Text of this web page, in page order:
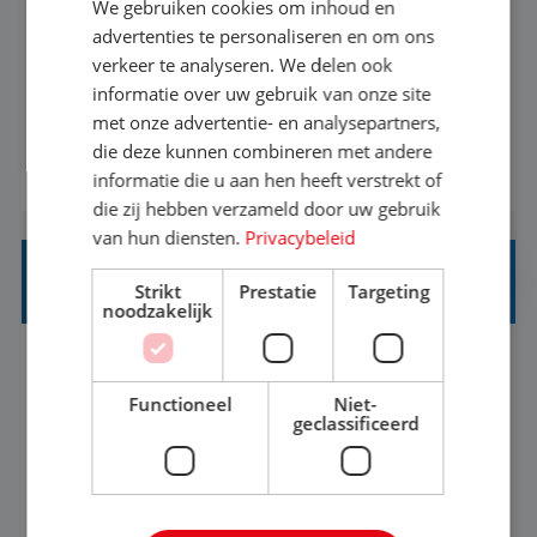
Een vakantie plannen is het leukste dat er is. Of
het nu voor jezelf is, of voor een ander: jij vindt
het super om een mooie reis van A tot Z te
regelen. Door jouw kennis en ervaring leren onze
vakantiegangers de meest prachtige plekjes op
aarde kennen! 🏝️Wat ga je doen?Klantgericht
werken: of het nu gaat om vragen ...
BEKIJK VACATURE
REISADVISEUR JUNIOR
Hoorn, Noord-Holland, Nederland
Baan
37-40+ uur
MBO
Met jouw ervaring in de reisbranche of
We gebruiken cookies om inhoud en
advertenties te personaliseren en om ons
verkeer te analyseren. We delen ook
informatie over uw gebruik van onze site
met onze advertentie- en analysepartners,
die deze kunnen combineren met andere
informatie die u aan hen heeft verstrekt of
die zij hebben verzameld door uw gebruik
van hun diensten. Privacybeleid
Strikt
noodzakelijk
Prestatie Targeting
Functioneel
Niet-
geclassificeerd